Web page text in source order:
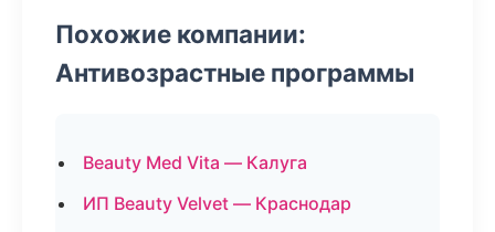
Похожие компании:
Антивозрастные программы
Beauty Med Vita — Калуга
ИП Beauty Velvet — Краснодар